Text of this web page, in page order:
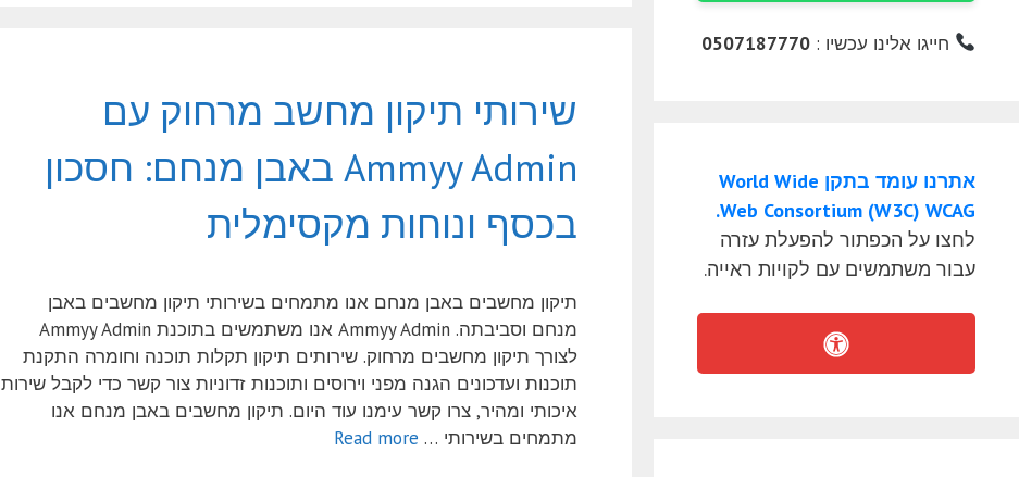
שירותי תיקון מחשב מרחוק עם
Ammyy Admin באבן מנחם: חסכון
בכסף ונוחות מקסימלית
תיקון מחשבים באבן מנחם אנו מתמחים בשירותי תיקון מחשבים באבן
מנחם וסביבתה. Ammyy Admin אנו משתמשים בתוכנת Ammyy Admin
לצורך תיקון מחשבים מרחוק. שירותים תיקון תקלות תוכנה וחומרה התקנת
תוכנות ועדכונים הגנה מפני וירוסים ותוכנות זדוניות צור קשר כדי לקבל שירות
איכותי ומהיר, צרו קשר עימנו עוד היום. תיקון מחשבים באבן מנחם אנו
מתמחים בשירותי … Read more
חייגו אלינו עכשיו :0507187770
אתרנו עומד בתקן World Wide
Web Consortium (W3C) WCAG.
לחצו על הכפתור להפעלת עזרה
עבור משתמשים עם לקויות ראייה.